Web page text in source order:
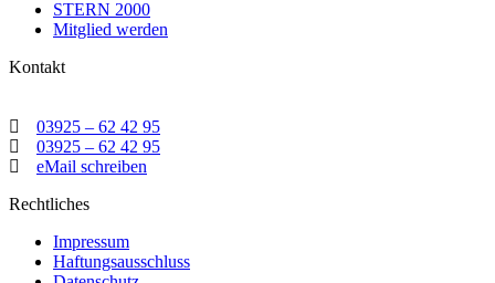
STERN 2000
Mitglied werden
Kontakt
03925 – 62 42 95
03925 – 62 42 95
eMail schreiben
Rechtliches
Impressum
Haftungsausschluss